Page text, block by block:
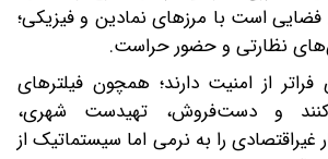
است با مرزهای نمادین و فیزیکی؛
نظارتی‌ و حضور حراست.
از امنیت دارند؛ همچون فیلترهای
و دست‌فروش، تهیدست شهری،
غیراقتصادی را به‌ نرمی اما سیستماتیک از